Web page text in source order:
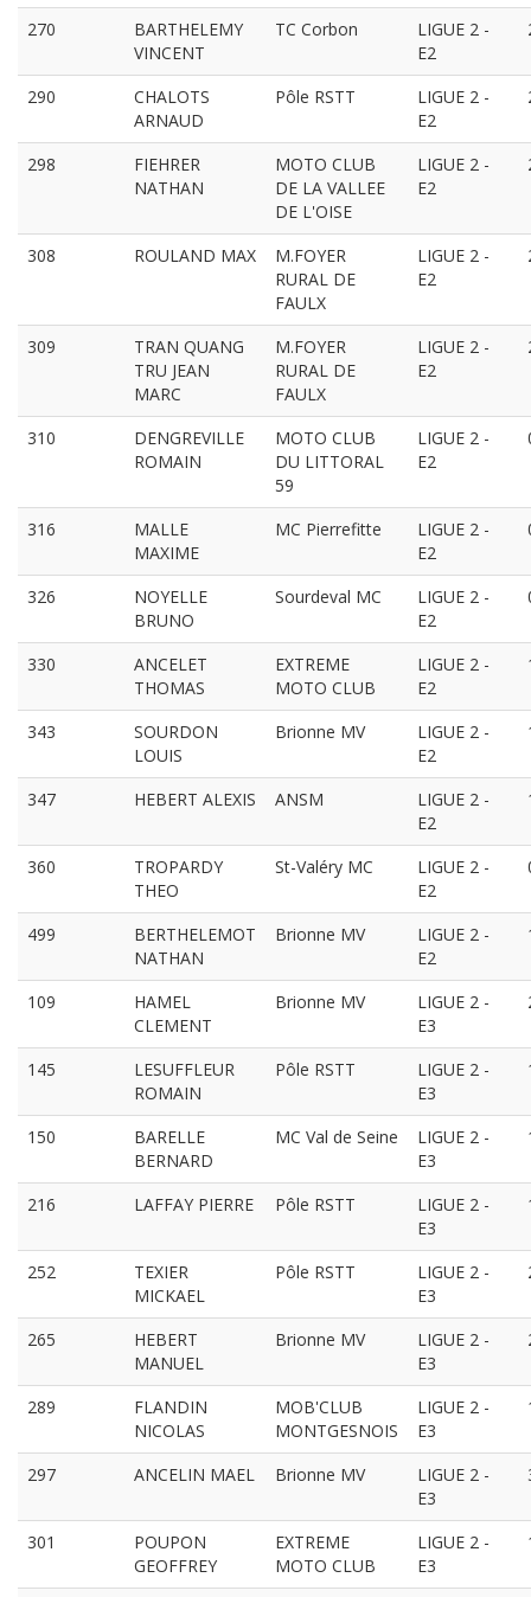
270
BARTHELEMY
VINCENT
TC Corbon
LIGUE 2 -
E2
290
CHALOTS
ARNAUD
Pôle RSTT
LIGUE 2 -
E2
298
FIEHRER
NATHAN
MOTO CLUB
DE LA VALLEE
DE L'OISE
LIGUE 2 -
E2
308 ROULAND MAX
M.FOYER
RURAL DE
FAULX
LIGUE 2 -
E2
309
TRAN QUANG
TRU JEAN
MARC
M.FOYER
RURAL DE
FAULX
LIGUE 2 -
E2
310
DENGREVILLE
ROMAIN
MOTO CLUB
DU LITTORAL
59
LIGUE 2 -
E2
316
MALLE
MAXIME
MC Pierrefitte
LIGUE 2 -
E2
326
NOYELLE
BRUNO
Sourdeval MC
LIGUE 2 -
E2
330
ANCELET
THOMAS
EXTREME
MOTO CLUB
LIGUE 2 -
E2
343
SOURDON
LOUIS
Brionne MV
LIGUE 2 -
E2
347 HEBERT ALEXIS ANSM
LIGUE 2 -
E2
360
TROPARDY
THEO
St-Valéry MC
LIGUE 2 -
E2
499
BERTHELEMOT
NATHAN
Brionne MV
LIGUE 2 -
E2
109
HAMEL
CLEMENT
Brionne MV
LIGUE 2 -
E3
145
LESUFFLEUR
ROMAIN
Pôle RSTT
LIGUE 2 -
E3
150
BARELLE
BERNARD
MC Val de Seine
LIGUE 2 -
E3
216 LAFFAY PIERRE Pôle RSTT
LIGUE 2 -
E3
252
TEXIER
MICKAEL
Pôle RSTT
LIGUE 2 -
E3
265
HEBERT
MANUEL
Brionne MV
LIGUE 2 -
E3
289
FLANDIN
NICOLAS
MOB'CLUB
MONTGESNOIS
LIGUE 2 -
E3
297 ANCELIN MAEL Brionne MV
LIGUE 2 -
E3
301
POUPON
GEOFFREY
EXTREME
MOTO CLUB
LIGUE 2 -
E3